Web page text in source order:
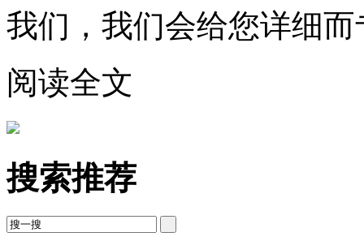
我们，我们会给您详细
阅读全文
搜索推荐